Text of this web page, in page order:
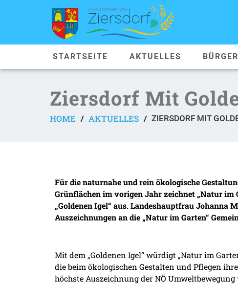
STARTSEITE AKTUELLES
Ziersdorf Mit
HOME / AKTUELLES / ZIERSDORF MIT
Für die naturnahe und rein ökologische
Grünflächen im vorigen Jahr zeichnet „Natur im
„Goldenen Igel“ aus. Landeshauptfrau Johanna
Auszeichnungen an die „Natur im Garten“
Mit dem „Goldenen Igel“ würdigt „Natur im
die beim ökologischen Gestalten und Pflegen
höchste Auszeichnung der NÖ